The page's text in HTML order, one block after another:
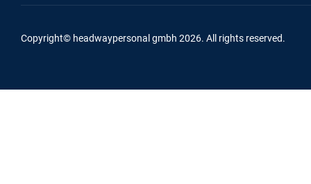
Copyright© headwaypersonal gmbh 2026. All rights reserved.